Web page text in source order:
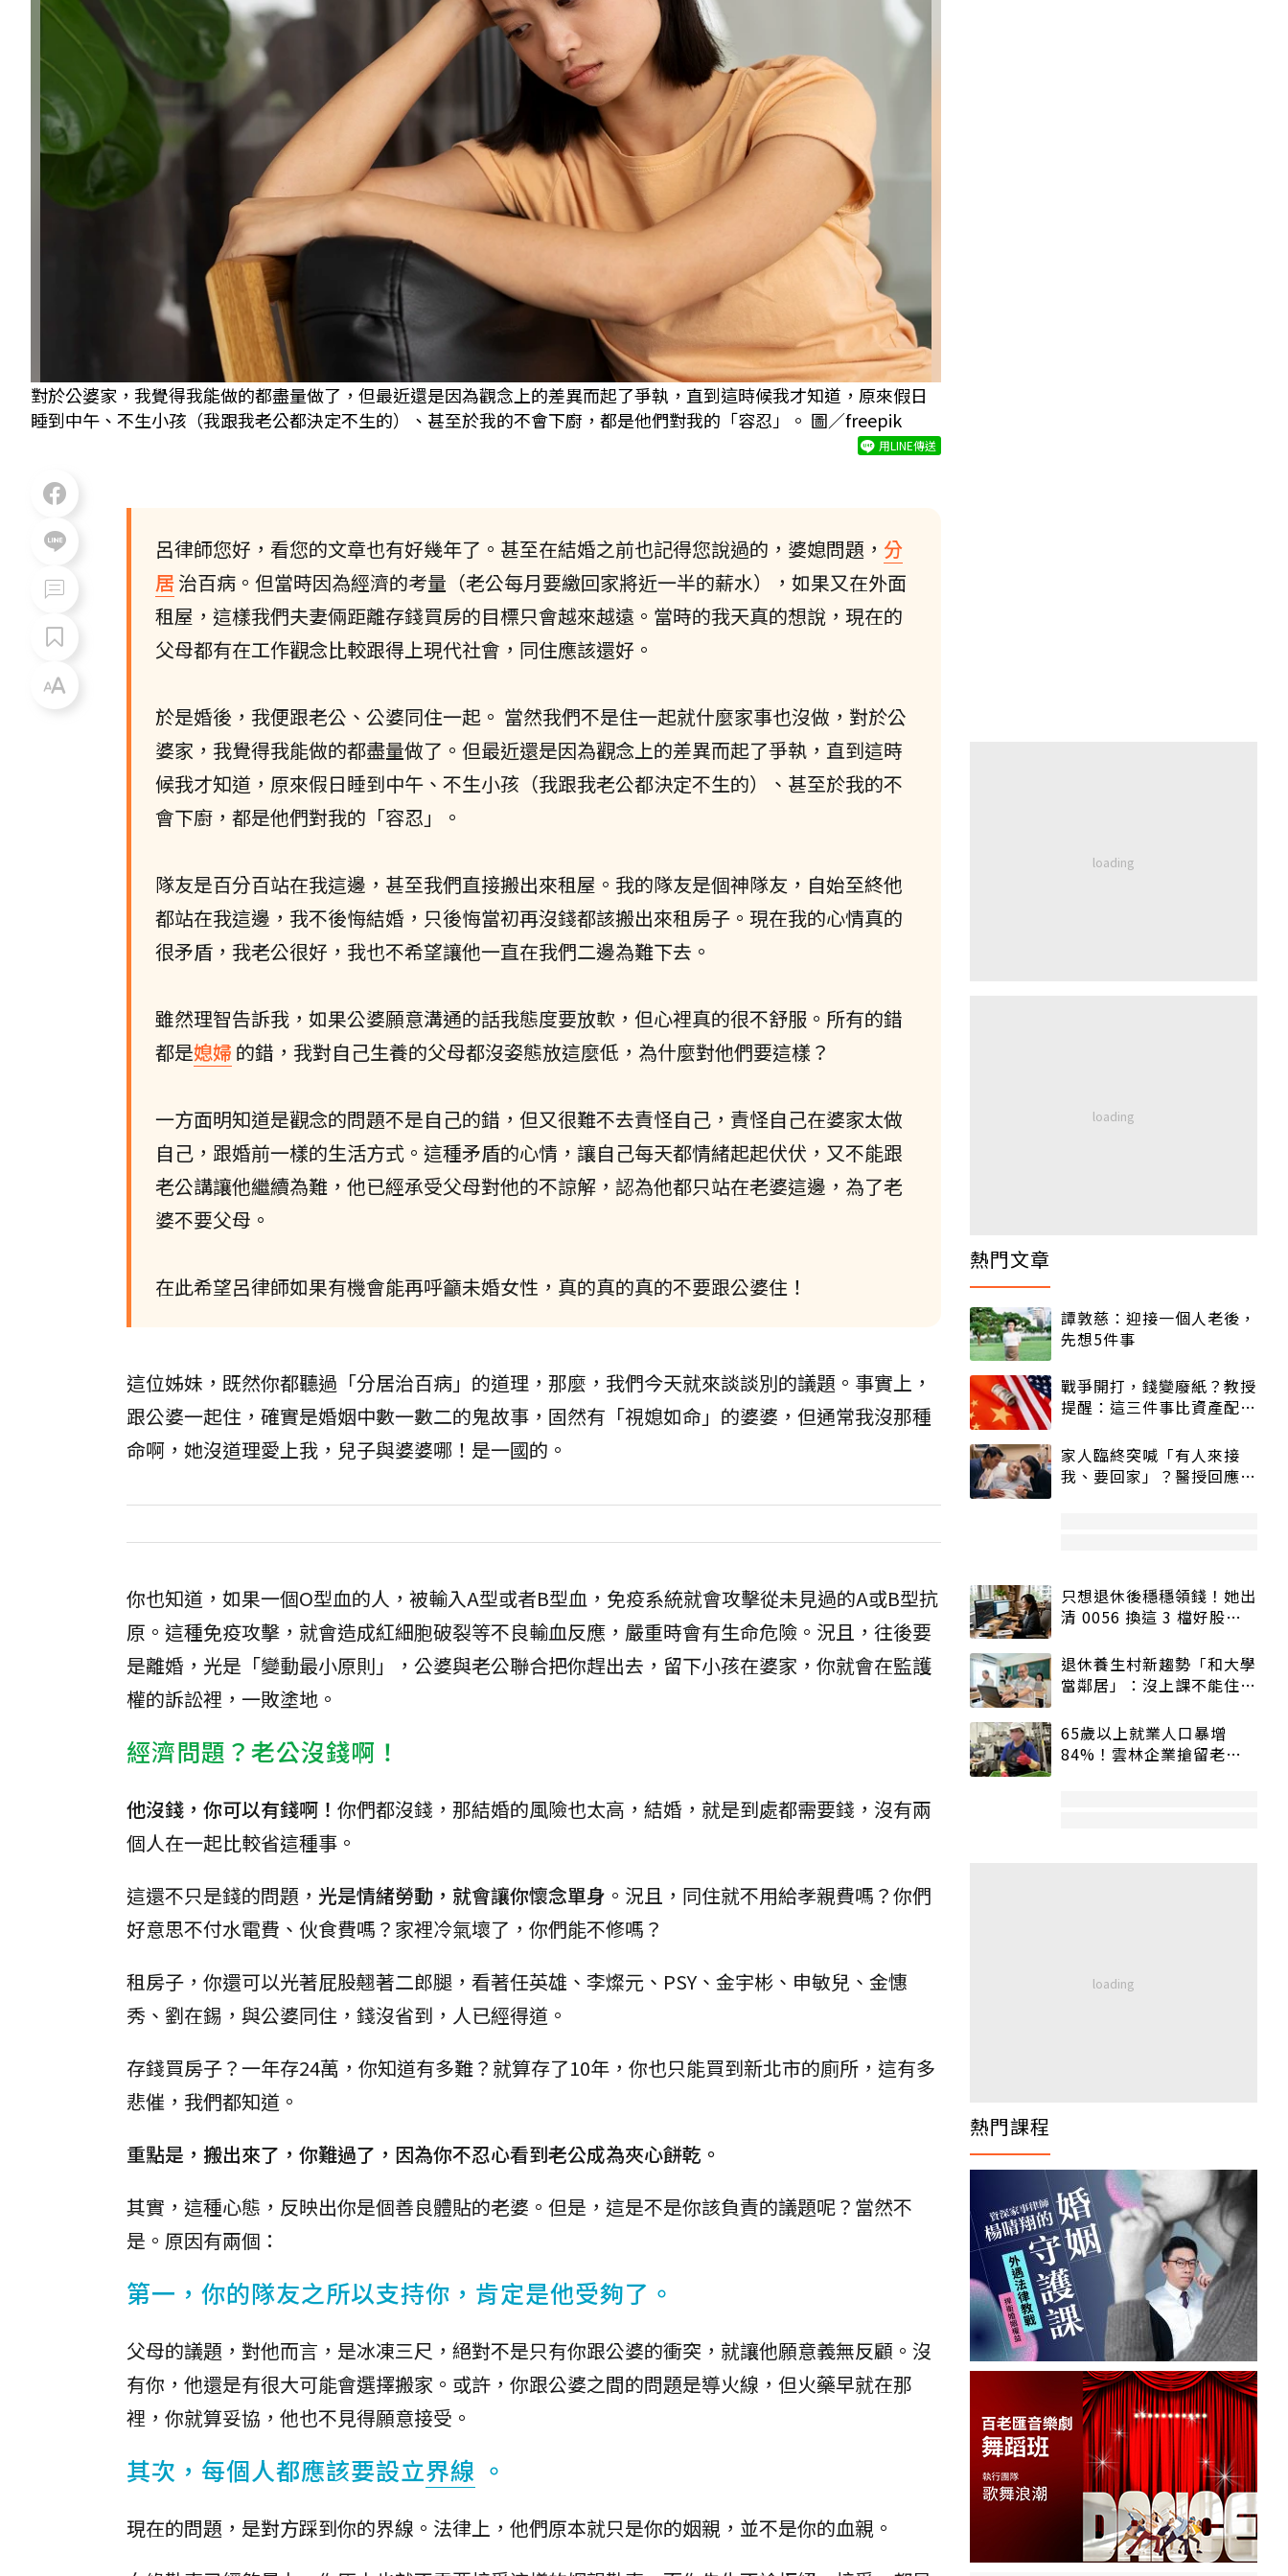
對於公婆家，我覺得我能做的都盡量做了，但最近還是因為觀念上的差異而起了爭執，直到這時候我才知道，原來假日
睡到中午、不生小孩（我跟我老公都決定不生的）、甚至於我的不會下廚，都是他們對我的「容忍」。 圖／freepik
用LINE傳送
呂律師您好，看您的文章也有好幾年了。甚至在結婚之前也記得您說過的，婆媳問題， 分
居治百病。但當時因為經濟的考量（老公每月要繳回家將近一半的薪水），如果又在外面
租屋，這樣我們夫妻倆距離存錢買房的目標只會越來越遠。當時的我天真的想說，現在的
父母都有在工作觀念比較跟得上現代社會，同住應該還好。
於是婚後，我便跟老公、公婆同住一起。 當然我們不是住一起就什麼家事也沒做，對於公
婆家，我覺得我能做的都盡量做了。但最近還是因為觀念上的差異而起了爭執，直到這時
候我才知道，原來假日睡到中午、不生小孩（我跟我老公都決定不生的）、甚至於我的不
會下廚，都是他們對我的「容忍」。
隊友是百分百站在我這邊，甚至我們直接搬出來租屋。我的隊友是個神隊友，自始至終他
都站在我這邊，我不後悔結婚，只後悔當初再沒錢都該搬出來租房子。現在我的心情真的
很矛盾，我老公很好，我也不希望讓他一直在我們二邊為難下去。
雖然理智告訴我，如果公婆願意溝通的話我態度要放軟，但心裡真的很不舒服。所有的錯
都是媳婦 的錯，我對自己生養的父母都沒姿態放這麼低，為什麼對他們要這樣？
一方面明知道是觀念的問題不是自己的錯，但又很難不去責怪自己，責怪自己在婆家太做
自己，跟婚前一樣的生活方式。這種矛盾的心情，讓自己每天都情緒起起伏伏，又不能跟
老公講讓他繼續為難，他已經承受父母對他的不諒解，認為他都只站在老婆這邊，為了老
婆不要父母。
在此希望呂律師如果有機會能再呼籲未婚女性，真的真的真的不要跟公婆住！
這位姊妹，既然你都聽過「分居治百病」的道理，那麼，我們今天就來談談別的議題。事實上，
跟公婆一起住，確實是婚姻中數一數二的鬼故事，固然有「視媳如命」的婆婆，但通常我沒那種
命啊，她沒道理愛上我，兒子與婆婆哪！是一國的。
你也知道，如果一個O型血的人，被輸入A型或者B型血，免疫系統就會攻擊從未見過的A或B型抗
原。這種免疫攻擊，就會造成紅細胞破裂等不良輸血反應，嚴重時會有生命危險。況且，往後要
是離婚，光是「變動最小原則」，公婆與老公聯合把你趕出去，留下小孩在婆家，你就會在監護
權的訴訟裡，一敗塗地。
經濟問題？老公沒錢啊！
他沒錢，你可以有錢啊！ 你們都沒錢，那結婚的風險也太高，結婚，就是到處都需要錢，沒有兩
個人在一起比較省這種事。
這還不只是錢的問題， 光是情緒勞動，就會讓你懷念單身 。況且，同住就不用給孝親費嗎？你們
好意思不付水電費、伙食費嗎？家裡冷氣壞了，你們能不修嗎？
租房子，你還可以光著屁股翹著二郎腿，看著任英雄、李燦元、PSY、金宇彬、申敏兒、金憓
秀、劉在錫，與公婆同住，錢沒省到，人已經得道。
存錢買房子？一年存24萬，你知道有多難？就算存了10年，你也只能買到新北市的廁所，這有多
悲催，我們都知道。
重點是，搬出來了，你難過了，因為你不忍心看到老公成為夾心餅乾。
其實，這種心態，反映出你是個善良體貼的老婆。但是，這是不是你該負責的議題呢？當然不
是。原因有兩個：
第一，你的隊友之所以支持你，肯定是他受夠了。
父母的議題，對他而言，是冰凍三尺，絕對不是只有你跟公婆的衝突，就讓他願意義無反顧。沒
有你，他還是有很大可能會選擇搬家。或許，你跟公婆之間的問題是導火線，但火藥早就在那
裡，你就算妥協，他也不見得願意接受。
其次，每個人都應該要設立界線 。
現在的問題，是對方踩到你的界線。法律上，他們原本就只是你的姻親，並不是你的血親。
熱門文章
譚敦慈：迎接一個人老後，
先想5件事
戰爭開打，錢變廢紙？教授
提醒：這三件事比資產配置
家人臨終突喊「有人來接
我、要回家」？醫授回應方
只想退休後穩穩領錢！她出
清 0056 換這 3 檔好股：
退休養生村新趨勢「和大學
當鄰居」：沒上課不能住、
65歲以上就業人口暴增
84%！雲林企業搶留老員
熱門課程